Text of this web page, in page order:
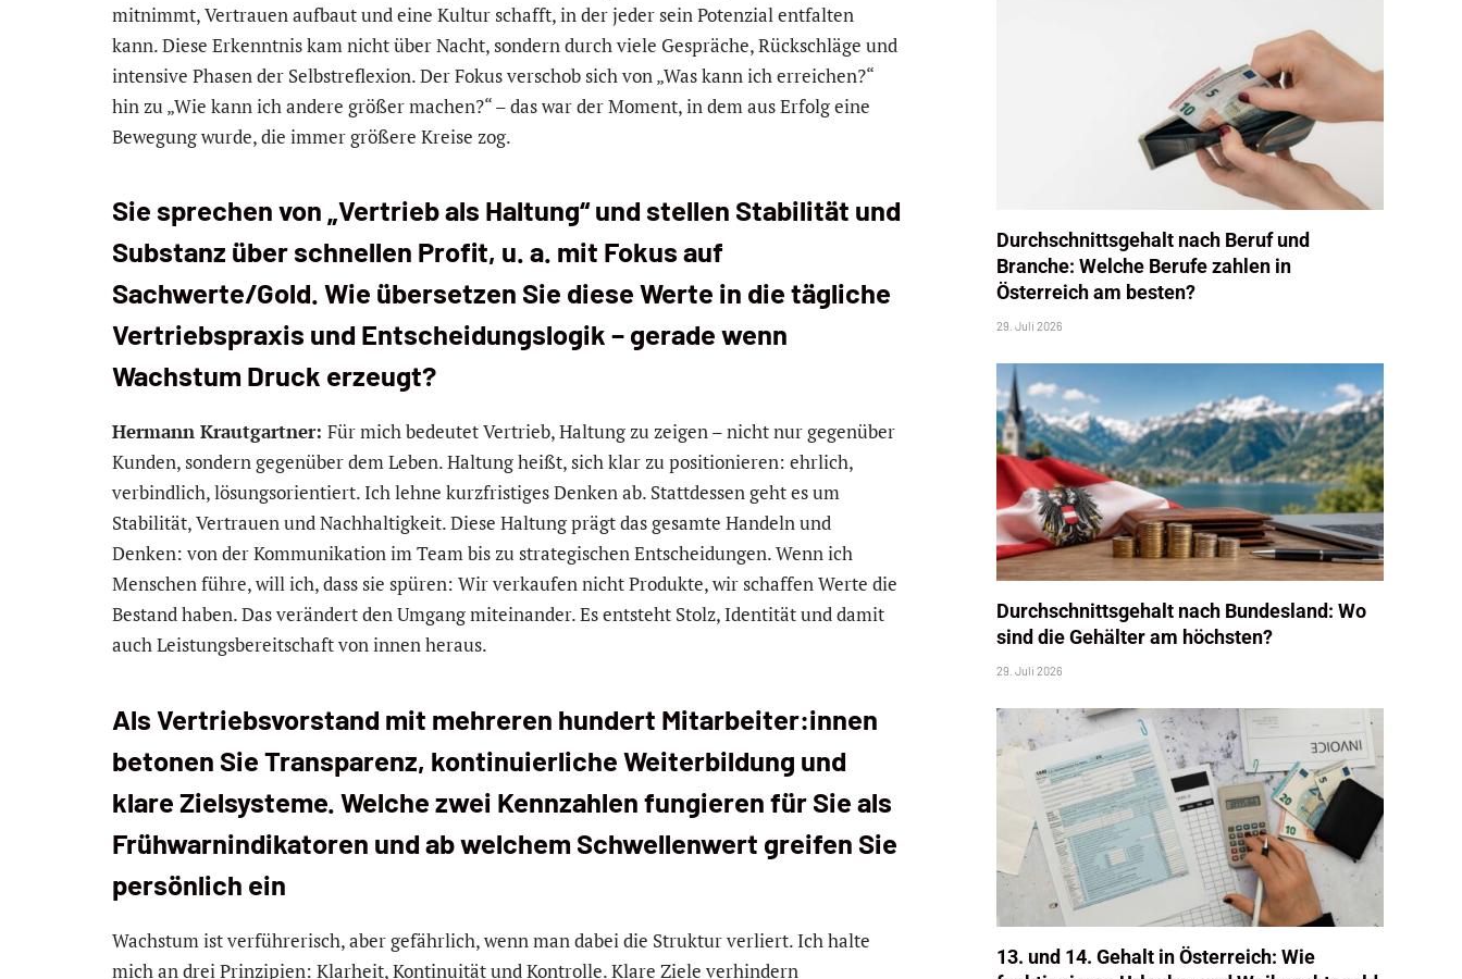
mitnimmt, Vertrauen aufbaut und eine Kultur schafft, in der jeder sein Potenzial entfalten
kann. Diese Erkenntnis kam nicht über Nacht, sondern durch viele Gespräche, Rückschläge und
intensive Phasen der Selbstreflexion. Der Fokus verschob sich von „Was kann ich erreichen?“
hin zu „Wie kann ich andere größer machen?“ – das war der Moment, in dem aus Erfolg eine
Bewegung wurde, die immer größere Kreise zog.
Sie sprechen von „Vertrieb als Haltung“ und stellen Stabilität und
Substanz über schnellen Profit, u. a. mit Fokus auf
Sachwerte/Gold. Wie übersetzen Sie diese Werte in die tägliche
Vertriebspraxis und Entscheidungslogik – gerade wenn
Wachstum Druck erzeugt?
Hermann Krautgartner: Für mich bedeutet Vertrieb, Haltung zu zeigen – nicht nur gegenüber
Kunden, sondern gegenüber dem Leben. Haltung heißt, sich klar zu positionieren: ehrlich,
verbindlich, lösungsorientiert. Ich lehne kurzfristiges Denken ab. Stattdessen geht es um
Stabilität, Vertrauen und Nachhaltigkeit. Diese Haltung prägt das gesamte Handeln und
Denken: von der Kommunikation im Team bis zu strategischen Entscheidungen. Wenn ich
Menschen führe, will ich, dass sie spüren: Wir verkaufen nicht Produkte, wir schaffen Werte die
Bestand haben. Das verändert den Umgang miteinander. Es entsteht Stolz, Identität und damit
auch Leistungsbereitschaft von innen heraus.
Als Vertriebsvorstand mit mehreren hundert Mitarbeiter:innen
betonen Sie Transparenz, kontinuierliche Weiterbildung und
klare Zielsysteme. Welche zwei Kennzahlen fungieren für Sie als
Frühwarnindikatoren und ab welchem Schwellenwert greifen Sie
persönlich ein
Wachstum ist verführerisch, aber gefährlich, wenn man dabei die Struktur verliert. Ich halte
mich an drei Prinzipien: Klarheit, Kontinuität und Kontrolle. Klare Ziele verhindern
Durchschnittsgehalt nach Beruf und
Branche: Welche Berufe zahlen in
Österreich am besten?
29. Juli 2026
Durchschnittsgehalt nach Bundesland: Wo
sind die Gehälter am höchsten?
29. Juli 2026
13. und 14. Gehalt in Österreich: Wie